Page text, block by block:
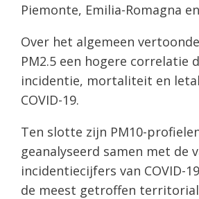
Piemonte, Emilia-Romagna
Over het algemeen
PM2.5 een hogere correlatie
incidentie, mortaliteit en
COVID-19.
Ten slotte zijn PM10-
geanalyseerd samen met de
incidentiecijfers van COVID-
de meest getroffen